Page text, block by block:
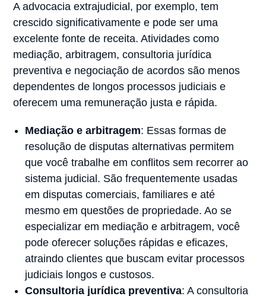
A advocacia extrajudicial, por exemplo, tem
crescido significativamente e pode ser uma
excelente fonte de receita. Atividades como
mediação, arbitragem, consultoria jurídica
preventiva e negociação de acordos são menos
dependentes de longos processos judiciais e
oferecem uma remuneração justa e rápida.
Mediação e arbitragem: Essas formas de
resolução de disputas alternativas permitem
que você trabalhe em conflitos sem recorrer ao
sistema judicial. São frequentemente usadas
em disputas comerciais, familiares e até
mesmo em questões de propriedade. Ao se
especializar em mediação e arbitragem, você
pode oferecer soluções rápidas e eficazes,
atraindo clientes que buscam evitar processos
judiciais longos e custosos.
Consultoria jurídica preventiva: A consultoria